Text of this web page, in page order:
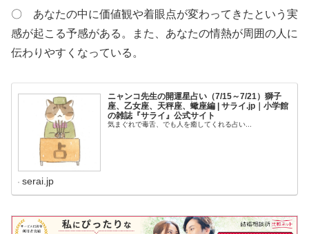
〇 あなたの中に価値観や着眼点が変わってきたという実
感が起こる予感がある。また、あなたの情熱が周囲の人に
伝わりやすくなっている。
ニャンコ先生の開運星占い（7/15～7/21）獅子
座、乙女座、天秤座、蠍座編 | サライ.jp｜小学館
の雑誌『サライ』公式サイト
気まぐれで毒舌、でも人を癒してくれる占い...
serai.jp